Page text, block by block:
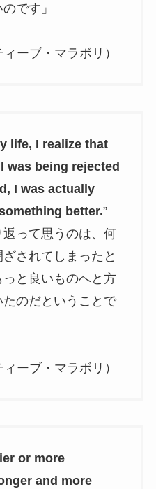
です」
ィーブ・マラボリ）
life, I realize that
was being rejected
I was actually
better.”
返って思うのは、何
されてしまったと
と良いものへと方
のだということで
ィーブ・マラボリ）
or more
and more